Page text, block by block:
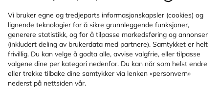
Vi bruker egne og tredjeparts informasjonskapsler (cookies) og
lignende teknologier for å sikre grunnleggende funksjoner,
generere statistikk, og for å tilpasse markedsføring og annonser
(inkludert deling av brukerdata med partnere). Samtykket er helt
frivillig. Du kan velge å godta alle, avvise valgfrie, eller tilpasse
valgene dine per kategori nedenfor. Du kan når som helst endre
eller trekke tilbake dine samtykker via lenken «personvern»
nederst på nettsiden vår.